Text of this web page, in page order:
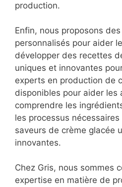
production.
Enfin, nous proposons
personnalisés pour aider
développer des recettes
uniques et innovantes
experts en production de
disponibles pour aider les
comprendre les
les processus
saveurs de crème glacée
innovantes.
Chez Gris, nous sommes
expertise en matière de